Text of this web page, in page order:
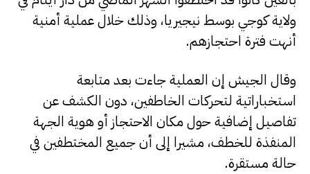
ولاية كوجي بوسط نيجيريا، وذلك خلال عملية أمنية
أنهت فترة احتجازهم.
وقال الجيش إن العملية جاءت بعد متابعة
استخباراتية لتحركات الخاطفين، دون الكشف عن
تفاصيل إضافية حول مكان الاحتجاز أو هوية الجهة
المنفذة للخطف، مشيرا إلى أن جميع المختطفين في
حالة مستقرة.